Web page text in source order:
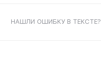
НАШЛИ ОШИБКУ В